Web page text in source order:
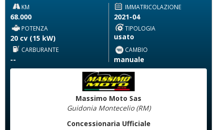
KM
68.000
IMMATRICOLAZIONE
2021-04
POTENZA
20 cv (15 kW)
TIPOLOGIA
usato
CARBURANTE
--
CAMBIO
manuale
Massimo Moto Sas
Guidonia Montecelio (RM)
Concessionaria Ufficiale